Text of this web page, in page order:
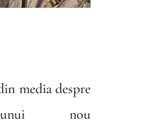
media despre
unui nou